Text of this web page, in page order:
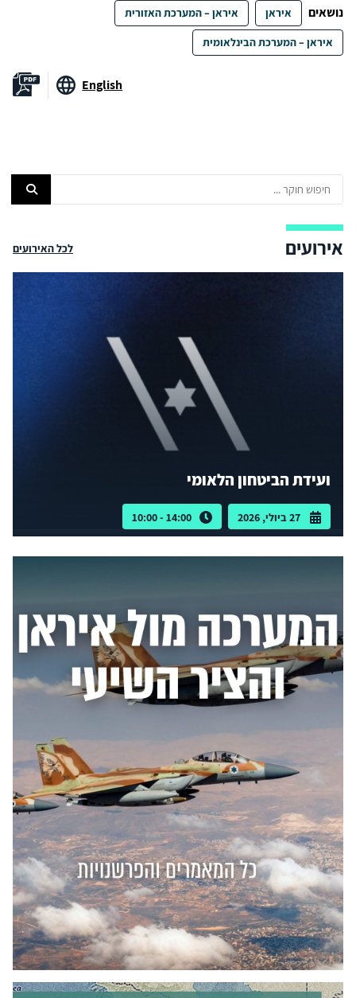
נושאים איראן איראן – המערכת האזורית
איראן – המערכת הבינלאומית
English
אירועים לכל האירועים
ועידת הביטחון הלאומי
27 ביולי, 2026 14:00 - 10:00